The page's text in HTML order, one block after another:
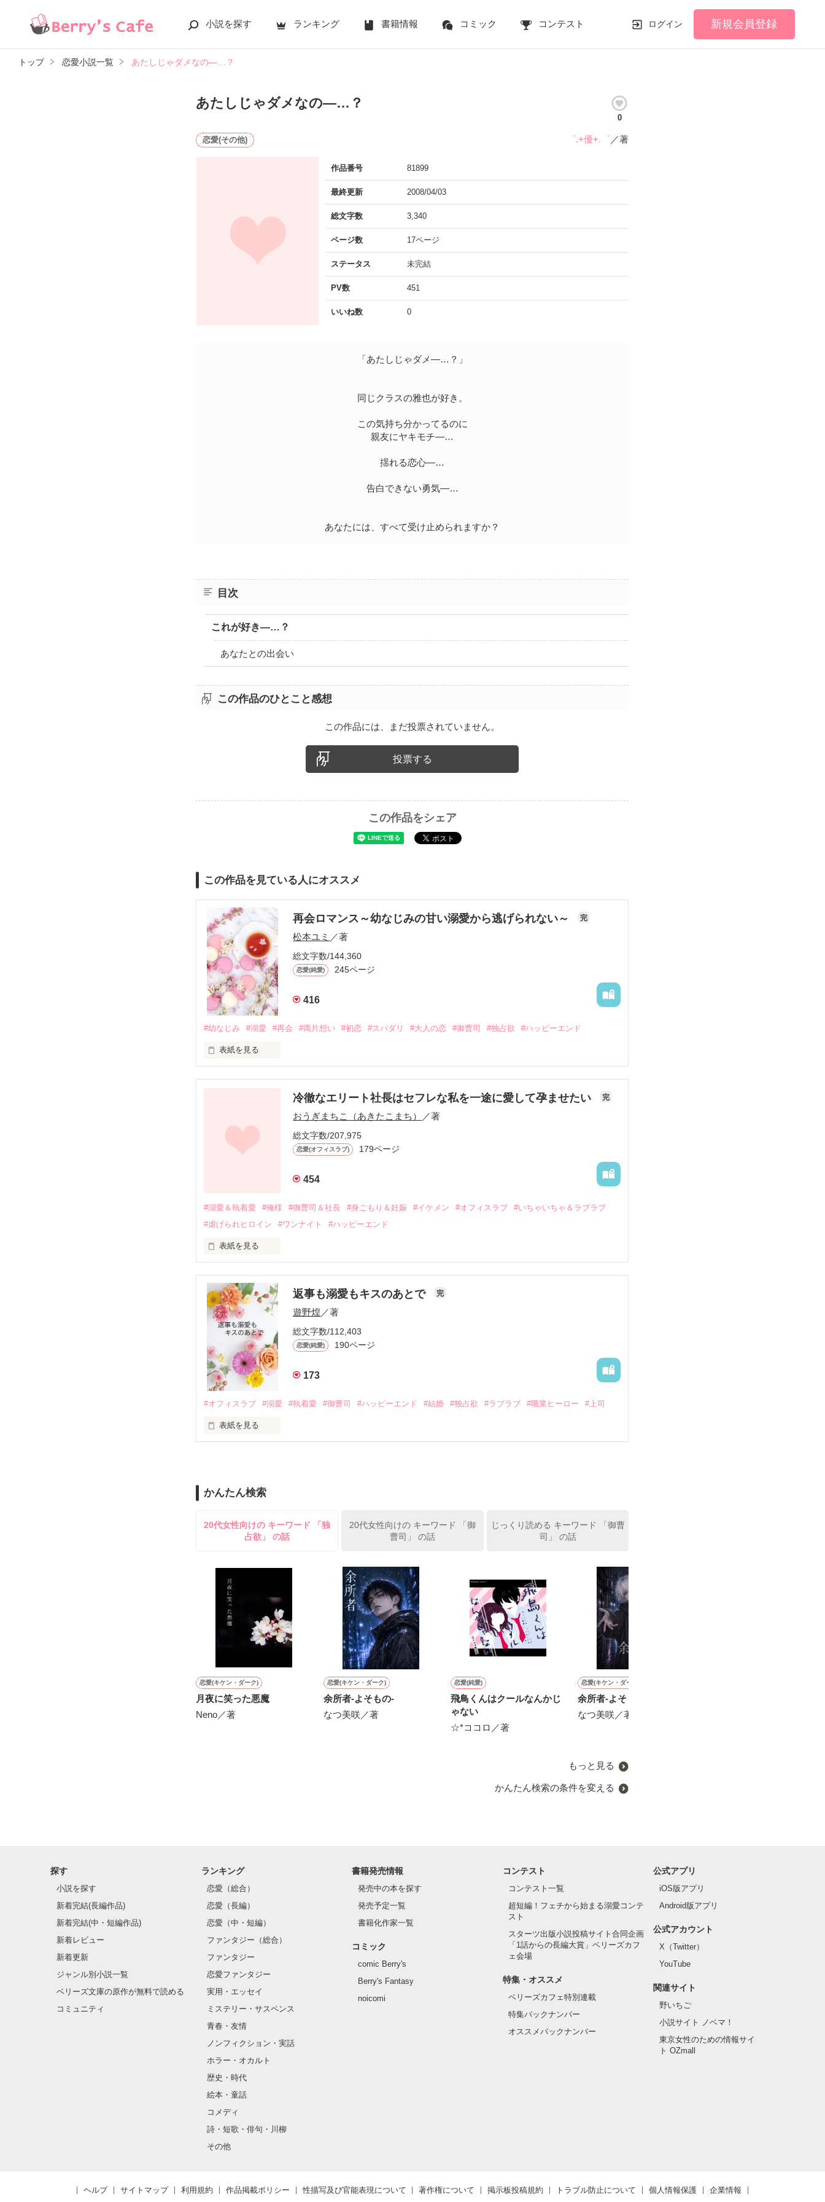
小説を探す ランキング 書籍情報 コミック コンテスト ログイン 新規会員登録
トップ 恋愛小説一覧 あたしじゃダメなの―…？
あたしじゃダメなの―…？
0
恋愛(その他) ゜.+優+.゜ ／著
作品番号 81899
最終更新 2008/04/03
総文字数 3,340
ページ数 17ページ
ステータス 未完結
PV数 451
いいね数 0
「あたしじゃダメ―…？」
同じクラスの雅也が好き。
この気持ち分かってるのに
親友にヤキモチ―…
揺れる恋心―…
告白できない勇気―…
あなたには、すべて受け止められますか？
目次
これが好き―…？
あなたとの出会い
この作品のひとこと感想
この作品には、まだ投票されていません。
投票する
この作品をシェア
この作品を見ている人にオススメ
再会ロマンス～幼なじみの甘い溺愛から逃げられない～ 完
松本ユミ ／著
総文字数/144,360
恋愛(純愛) 245ページ
416
#幼なじみ #溺愛 #再会 #両片想い #初恋 #スパダリ #大人の恋 #御曹司 #独占欲 #ハッピーエンド
表紙を見る
しかし、ある出来事をきっかけに二人の関係は壊れてしまう。
関係修復もできないまま、美桜は両親の離婚によって
引っ越すことになり、哲平とも離れ離れになった。
そして、ひょんなことから
酔った勢いで一夜を共にしてしまった。
さらに、美桜が初めてだと知った哲平は
甘やかしてくる。
そんなある日、哲平は美桜がストーカー被害に
遭っていることを知る。
美桜を守るため、哲平は同居を提案してきて――。
夏木美桜(なつきみお)
✕
鳴海哲平 (なるみてっぺい)
止まっていたはずの二人の時間が、再び動き出す。
作品を読む
冷徹なエリート社長はセフレな私を一途に愛して孕ませたい 完
おうぎまちこ（あきたこまち） ／著
総文字数/207,975
恋愛(オフィスラブ) 179ページ
454
#溺愛＆執着愛 #俺様 #御曹司＆社長 #身ごもり＆妊娠 #イケメン #オフィスラブ
#いちゃいちゃ＆ラブラブ
#虐げられヒロイン
#ワンナイト #ハッピーエンド
表紙を見る
帰国後、美桜は新しい職場でワンナイトした美青年と再会。なんと彼の正体は、とある財閥御曹司に
も関わらず、一族を離れて起業した新進気鋭の実業家、社内でも冷徹だと評判な社長――御影恭司その
人だったのだ――！
なぜか恭司から飼い猫の世話係を命じられた美桜は、猫の世話を口実にしばしば呼び出された上、二
返事も溺愛もキスのあとで 完
遊野煌 ／著
総文字数/112,403
恋愛(純愛) 190ページ
173
#オフィスラブ #溺愛 #執着愛 #御曹司 #ハッピーエンド #結婚 #独占欲 #ラブラブ #職業ヒーロー #上司
表紙を見る
雪瀬鷹哉（29）が『──俺と結婚してくれないか』といきなりプロポーズをしてきた上、同居まで提案
鷹哉『宜しくな、俺の雛子』🦅
雛子『俺の……ひぃ、雛子？！！！』🐥
シゴデキで冷徹な上司が見せる素顔は、なぜか想像以上に甘くて……🐥💓🦅
※表紙も作中使用の画像も全てフリー素材です。
※執筆期間2026.6.3〜7.20完結です。
※他サイトさんにて恋愛トレンド1位でした〜良かったら読んで頂けると嬉しいです。
作品を読む
かんたん検索
20代女性向けの キーワード 「独
占欲」 の話
20代女性向けの キーワード 「御
曹司」 の話
じっくり読める キーワード 「御曹
司」 の話
恋愛(キケン・ダーク)
月夜に笑った悪魔
Neno／著
恋愛(キケン・ダーク)
余所者-よそもの-
なつ美咲／著
恋愛(純愛)
飛鳥くんはクールなんかじ
ゃない
☆*ココロ／著
恋愛(キケン・ダーク)
余所者-よそもの-【 2 】
なつ美咲／著
もっと見る
かんたん検索の条件を変える
探す
小説を探す
新着完結(長編作品)
新着完結(中・短編作品)
新着レビュー
新着更新
ジャンル別小説一覧
ベリーズ文庫の原作が無料で読める
コミュニティ
ランキング
恋愛（総合）
恋愛（長編）
恋愛（中・短編）
ファンタジー（総合）
ファンタジー
恋愛ファンタジー
実用・エッセイ
ミステリー・サスペンス
青春・友情
ノンフィクション・実話
ホラー・オカルト
歴史・時代
絵本・童話
コメディ
詩・短歌・俳句・川柳
その他
書籍発売情報
発売中の本を探す
発売予定一覧
書籍化作家一覧
コミック
comic Berry's
Berry's Fantasy
noicomi
コンテスト
コンテスト一覧
超短編！フェチから始まる溺愛コンテ
スト
スターツ出版小説投稿サイト合同企画
「1話からの長編大賞」ベリーズカフ
ェ会場
特集・オススメ
ベリーズカフェ特別連載
特集バックナンバー
オススメバックナンバー
公式アプリ
iOS版アプリ
Android版アプリ
公式アカウント
X（Twitter）
YouTube
関連サイト
野いちご
小説サイト ノベマ！
東京女性のための情報サイ
ト OZmall
ヘルプ サイトマップ 利用規約 作品掲載ポリシー 性描写及び官能表現について 著作権について 掲示板投稿規約 トラブル防止について 個人情報保護 企業情報